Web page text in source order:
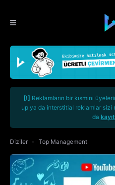
[!] Reklamların bir kısmını
up ya da interstitial reklamlar sizi
da
Diziler Top Management